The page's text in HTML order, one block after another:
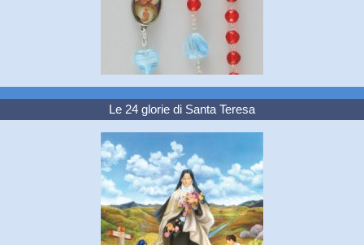
Le 24 glorie di Santa Teresa